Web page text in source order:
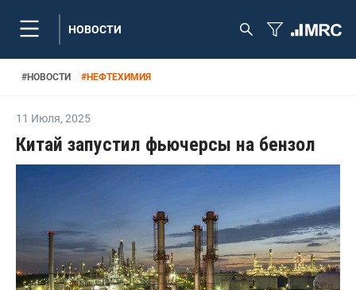
НОВОСТИ
#НОВОСТИ #НЕФТЕХИМИЯ
11 Июля, 2025
Китай запустил фьючерсы на бензол